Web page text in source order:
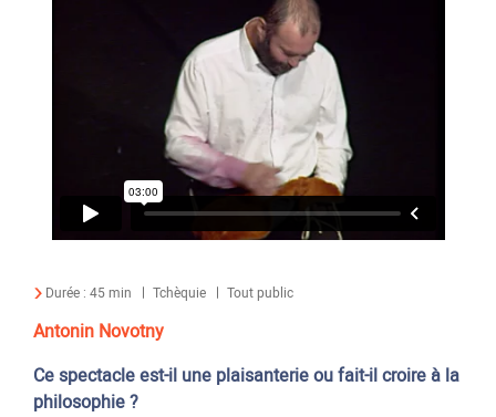
Durée : 45 min Tchèquie Tout public
Antonin Novotny
Ce spectacle est-il une plaisanterie ou fait-il croire à la
philosophie ?